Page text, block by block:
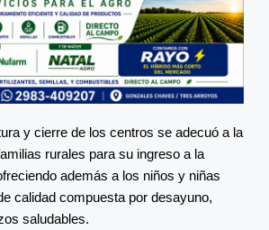
y cierre de los centros se adecuó a la
rurales para su ingreso a la
además a los niños y niñas
calidad compuesta por desayuno,
saludables.